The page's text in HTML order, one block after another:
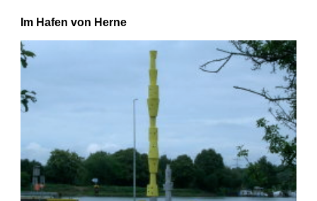
Im Hafen von Herne